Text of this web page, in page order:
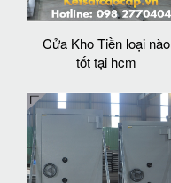
Cửa Kho Tiền loại nào
tốt tại hcm